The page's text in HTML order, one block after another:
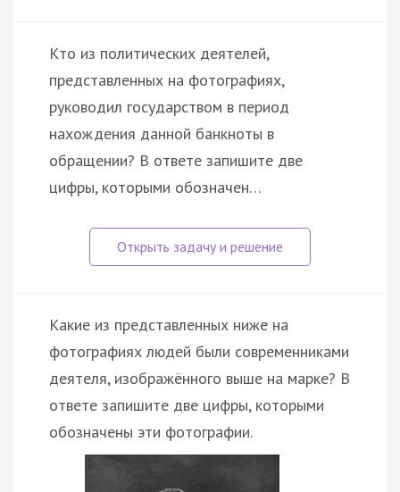
Кто из политических деятелей,
представленных на фотографиях,
руководил государством в период
нахождения данной банкноты в
обращении? В ответе запишите две
цифры, которыми обозначен…
Какие из представленных ниже на
фотографиях людей были современниками
деятеля, изображённого выше на марке? В
ответе запишите две цифры, которыми
обозначены эти фотографии.